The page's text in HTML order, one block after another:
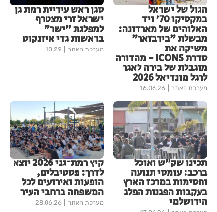
הגול של ישראל
במקסיקו 70' ויד
האלוהים של מארדונה:
מבשלת "בירבזאר"
משיקה את
סדרת ICONS - מהדורה
מוגבלת של בירה לאגר
לרגל מונדיאל 2026
מערכת האתר 16.06.26
סגן ראש עיריית רמת גן
ישראל זרי מצטרף
למפלגת "ישר"
בראשות גדי איזנקוט
מערכת האתר 10:29
תכינו שק״ש ואוכל
ברכב: עומסי תנועה
וחסימות במרכז הארץ
בעקבות הפגנות הפלג
הירושלמי
קיץ רמת־גני 2026 יוצא
לדרך: פסטיבלים,
הופעות ואירועים לכל
המשפחה ברחבי העיר
מערכת האתר 28.06.26